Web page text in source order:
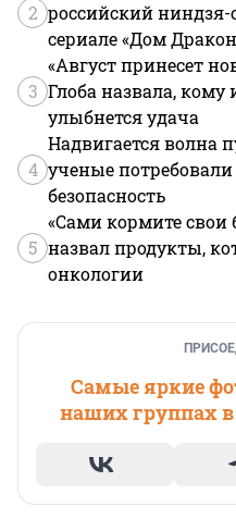
2 российский ниндзя-
сериале «Дом
3
«Август принесет
Глоба назвала, кому
улыбнется удача
4
Надвигается волна
ученые
безопасность
5
«Сами кормите свои
назвал продукты,
онкологии
Самые яркие
наших группах